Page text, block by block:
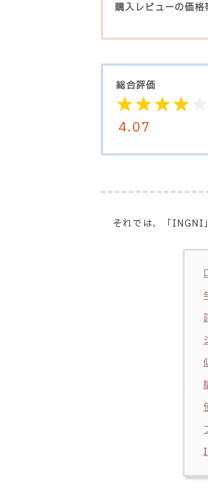
購入レビューの価格
総合評価
4.07
それでは、「INGNI